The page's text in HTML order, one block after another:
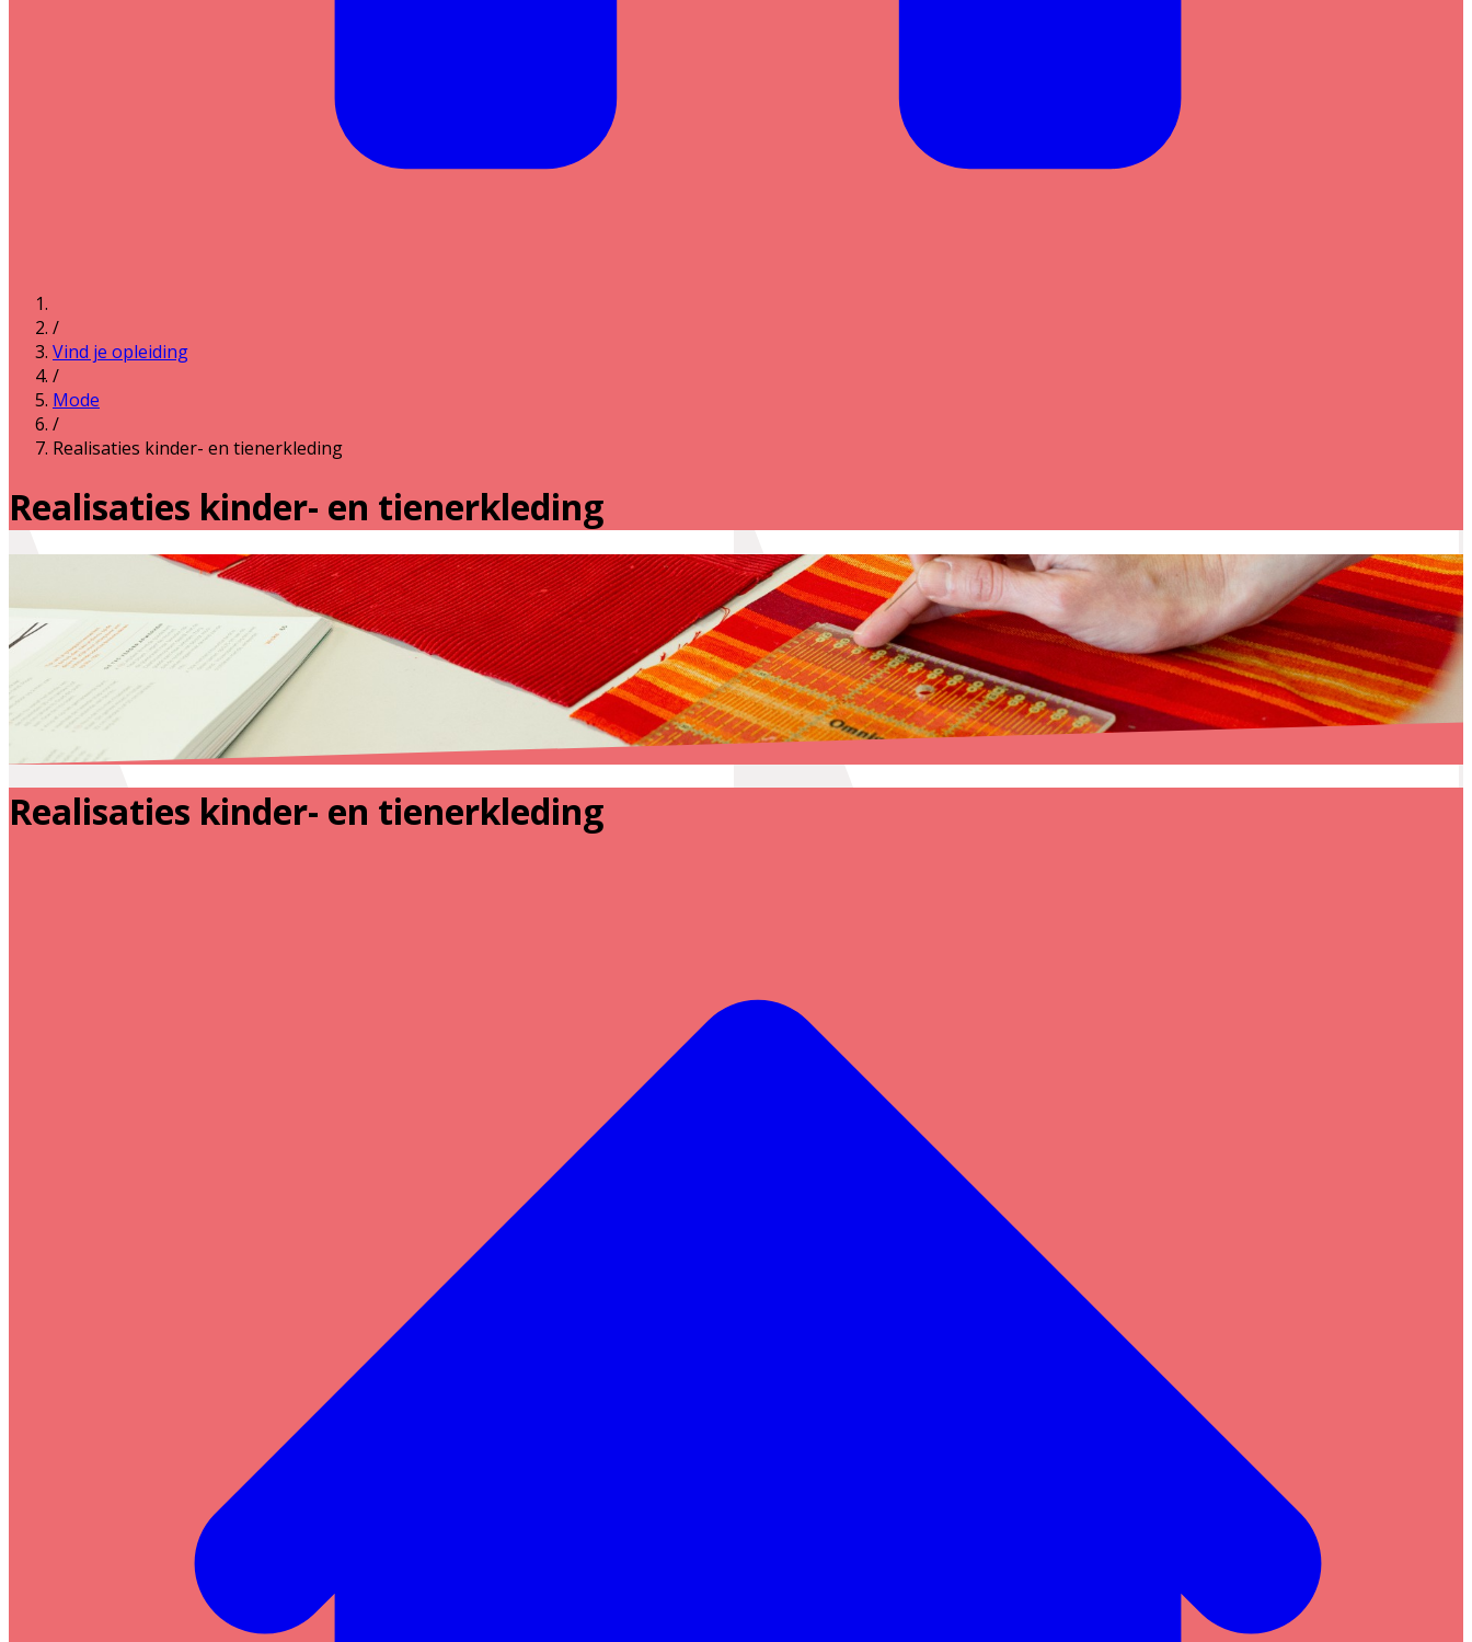
/
Vind je opleiding
/
Mode
/
Realisaties kinder- en tienerkleding
Realisaties kinder- en tienerkleding
Realisaties kinder- en tienerkleding